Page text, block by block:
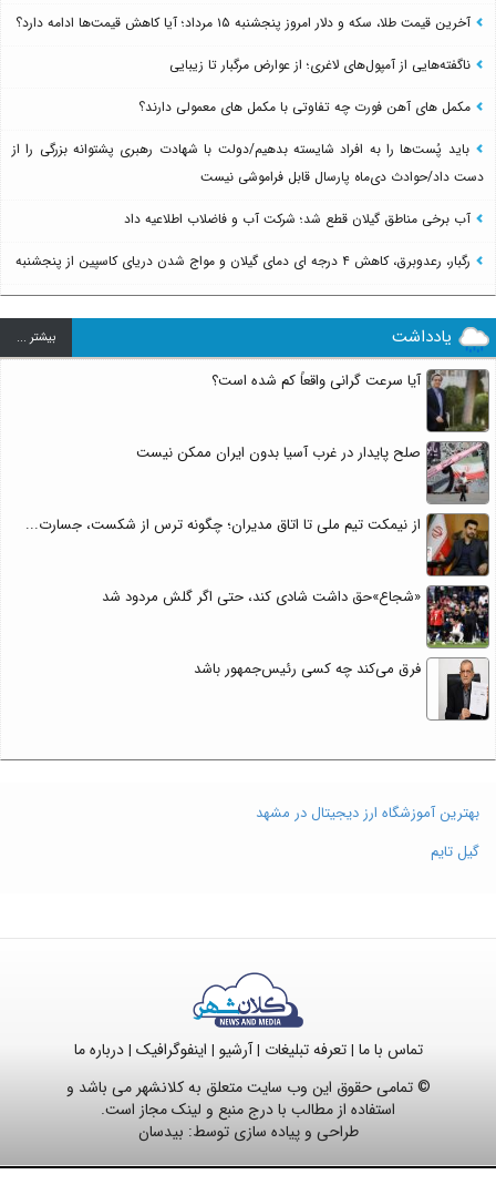
آخرین قیمت طلا، سکه و دلار امروز پنجشنبه ۱۵ مرداد؛ آیا کاهش قیمت‌ها ادامه دارد؟
ناگفته‌هایی از آمپول‌های لاغری؛ از عوارض مرگبار تا زیبایی
مکمل های آهن فورت چه تفاوتی با مکمل های معمولی دارند؟
باید پُست‌ها را به افراد شایسته بدهیم/دولت با شهادت رهبری پشتوانه بزرگی را از
دست داد/حوادث دی‌ماه پارسال قابل فراموشی نیست
آب برخی مناطق گیلان قطع شد؛ شرکت آب و فاضلاب اطلاعیه داد
رگبار، رعدوبرق، کاهش ۴ درجه ای دمای گیلان و مواج شدن دریای کاسپین از پنجشنبه
یادداشت بيشتر ...
آیا سرعت گرانی واقعاً کم شده است؟
صلح پایدار در غرب آسیا بدون ایران ممکن نیست
از نیمکت تیم ملی تا اتاق مدیران؛ چگونه ترس از شکست، جسارت...
«شجاع»حق داشت شادی کند، حتی اگر گلش مردود شد
فرق می‌کند چه کسی رئیس‌جمهور باشد
بهترین آموزشگاه ارز دیجیتال در مشهد
گیل تایم
تماس با ما |تعرفه تبلیغات |آرشیو | اینفوگرافیک |درباره ما
© تمامی حقوق این وب سایت متعلق به کلانشهر می باشد و
استفاده از مطالب با درج منبع و لینک مجاز است.
طراحی و پیاده سازی توسط: بیدسان